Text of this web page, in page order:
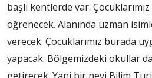
başlı kentlerde var.
öğrenecek. Alanında uzman
verecek. Çocuklarımız burada
yapacak. Bölgemizdeki okullar